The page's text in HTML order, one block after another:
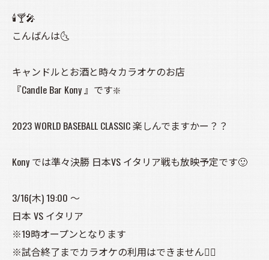
🕯️🍸️🎤
こんばんは🌜️
キャンドルとお酒と時々カラオケのお店
『Candle Bar Kony 』です❇️
2023 WORLD BASEBALL CLASSIC 楽しんでますかー？？
Kony では準々決勝 日本VS イタリア戦も放映予定です🙂
3/16(木) 19:00 ～
日本 VS イタリア
※19時オープンとなります
※試合終了までカラオケの利用はできません🙇‍♀️